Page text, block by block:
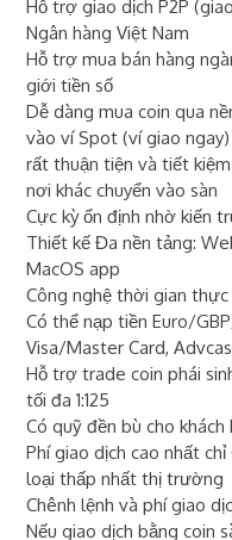
Hỗ trợ giao dịch P2P
Ngân hàng Việt Nam
Hỗ trợ mua bán hàng
giới tiền số
Dễ dàng mua coin qua
vào ví Spot (ví giao
rất thuận tiện và tiết
nơi khác chuyển vào sàn
Cực kỳ ổn định nhờ kiến
Thiết kế Đa nền tảng:
MacOS app
Công nghệ thời gian
Có thể nạp tiền Euro/
Visa/Master Card,
Hỗ trợ trade coin phái
tối đa 1:125
Có quỹ đền bù cho khách
Phí giao dịch cao nhất
loại thấp nhất thị trường
Chênh lệnh và phí giao
Nếu giao dịch bằng coin